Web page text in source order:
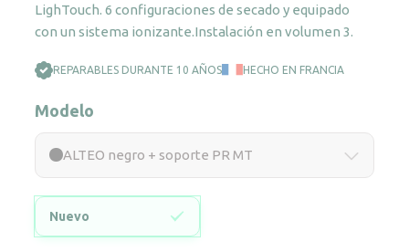
LighTouch. 6 configuraciones de secado y equipado
con un sistema ionizante.Instalación en volumen 3.
REPARABLES DURANTE 10 AÑOS HECHO EN FRANCIA
Modelo
ALTEO negro + soporte PR MT
Nuevo